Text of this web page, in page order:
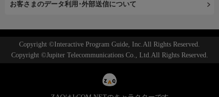
お客さまのデータ利用･外部送信について
Copyright ©Interactive Program Guide, Inc.All Rights Reserved.
Copyright ©Jupiter Telecommunications Co., Ltd.All Rights Reserved.